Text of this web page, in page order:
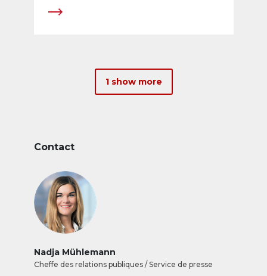
conception des spots publicitaires sur les
1 show more
Contact
Nadja Mühlemann
Cheffe des relations publiques / Service de presse